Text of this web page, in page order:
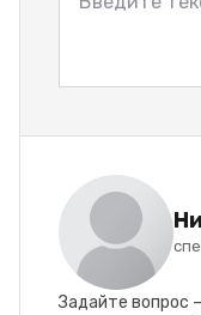
Задайте вопрос